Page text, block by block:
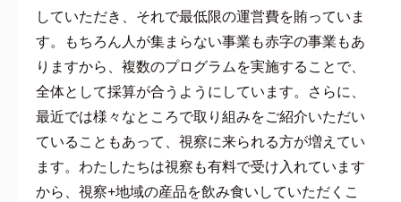
していただき、それで最低限の運営費を賄っていま
す。もちろん人が集まらない事業も赤字の事業もあ
りますから、複数のプログラムを実施することで、
全体として採算が合うようにしています。さらに、
最近では様々なところで取り組みをご紹介いただい
ていることもあって、視察に来られる方が増えてい
ます。わたしたちは視察も有料で受け入れています
から、視察+地域の産品を飲み食いしていただくこ